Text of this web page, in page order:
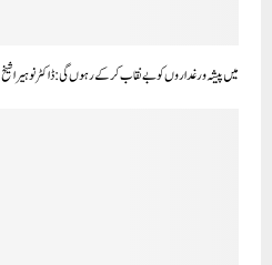
میں پیشہ ور غداروں کو بے نقاب کر کے رہوں گی: ڈاکٹر نوہیرا شیخ